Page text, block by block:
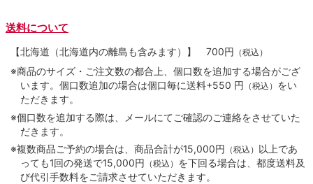
送料について
【北海道（北海道内の離島も含みます）】 700円 （税込）
※商品のサイズ・ご注文数の都合上、個口数を追加する場合がござ
います。個口数追加の場合は個口毎に送料+550 円 （税込） をい
ただきます。
※個口数を追加する際は、メールにてご確認のご連絡をさせていた
だきます。
※複数商品ご予約の場合は、商品合計が15,000円 （税込） 以上であ
っても1回の発送で15,000円 （税込） を下回る場合は、都度送料及
び代引手数料をご請求させていただきます。